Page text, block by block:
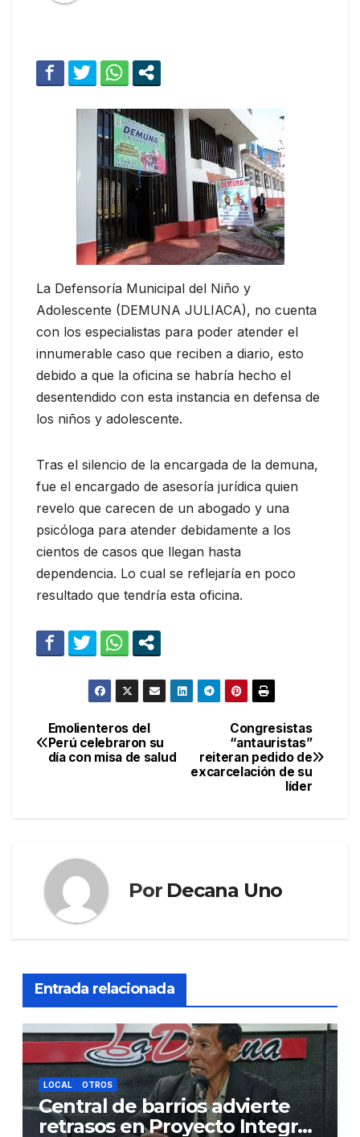
La Defensoría Municipal del Niño y
Adolescente (DEMUNA JULIACA), no cuenta
con los especialistas para poder atender el
innumerable caso que reciben a diario, esto
debido a que la oficina se habría hecho el
desentendido con esta instancia en defensa de
los niños y adolescente.
Tras el silencio de la encargada de la demuna,
fue el encargado de asesoría jurídica quien
revelo que carecen de un abogado y una
psicóloga para atender debidamente a los
cientos de casos que llegan hasta
dependencia. Lo cual se reflejaría en poco
resultado que tendría esta oficina.
Navegación
de
Congresistas
“antauristas”
reiteran pedido de
excarcelación de su
líder
Emolienteros del
Perú celebraron su
día con misa de salud
Por Decana Uno
Entrada relacionada
LOCAL OTROS
Central de barrios advierte
retrasos en Proyecto Integral